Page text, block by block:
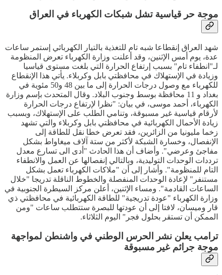
موجة حر قياسية تشل شبكات الكهرباء في العراق
شهد العراق إنقطاعا شبه تام للتغذية بالتيار الكهربائي إستمر ساعات
عدة، يوم أمس الإثنين، وقد أعلنت وزارة الكهرباء تعرض المنظومة
لـ"انطفاء تام" بسبب إرتفاع الحرارة التي بلغت مستوى قياسيا
وزيادة في الإستهلاك في محافظتي بابل وكربلاء. يأتي هذا الإنقطاع
للكهرباء مع وصول درجات الحرارة إلى ما بين 48 و50 مئوية في
بغداد و 11 محافظة بوسط وجنوب البلاد. وقال المتحدث بإسم وزارة
الكهرباء، أحمد موسى، في بيان: "نظرا لإرتفاع درجات الحرارة
لأرقام قياسية غير مسبوقة، وتنامي الطلب على الإستهلاك، وبسبب
زيادة الأحمال الكهربائية في محافظتي بابل وكربلاء والتي تشهد
زخما مليونيا من الزائرين، فقد تعرض خطا نقل للطاقة إلى
الإنفصال، وخسارة الشبكة لأكثر من ستة آلاف ميغاواط بشكل
مفاجئ وعرضي". وأضاف أن هذا الحادث "أدى الى تسارع معدل
ترددات الوحدات التوليدية، وبالتالي إنفصالها عن العمل والانطفاء
التام للمنظومة". وأشار إلى أن "ملاكات الكهرباء تعمل بشكل
مستنفر" لإعادة الوحدات المنفصلة والخطوط الناقلة تدريجا "خلال
الساعات القادمة". ومساء الإثنين، أعلن مركز السيطرة الجنوبية في
وزارة الكهرباء "عودة تدريجية" للطاقة الكهربائية في محافظتي ذي
قار وميسان، لافتا إلى أن عودتها للبصرة ستتطلب ساعات "ومن
الممكن أن تستقر بحلول فجر" اليوم الثلاثاء.
ترامب يعلن نشر الحرس الوطني في واشنطن لمواجهة
موجة جرائم غير مسبوقة